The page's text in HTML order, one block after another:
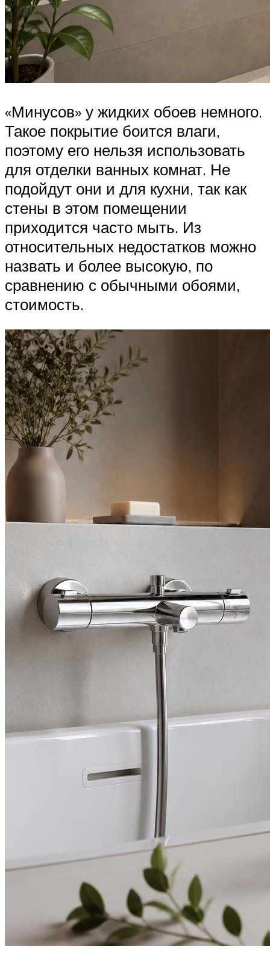
«Минусов» у жидких обоев немного.
Такое покрытие боится влаги,
поэтому его нельзя использовать
для отделки ванных комнат. Не
подойдут они и для кухни, так как
стены в этом помещении
приходится часто мыть. Из
относительных недостатков можно
назвать и более высокую, по
сравнению с обычными обоями,
стоимость.